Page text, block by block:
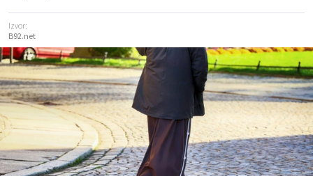
Izvor:
B92.net